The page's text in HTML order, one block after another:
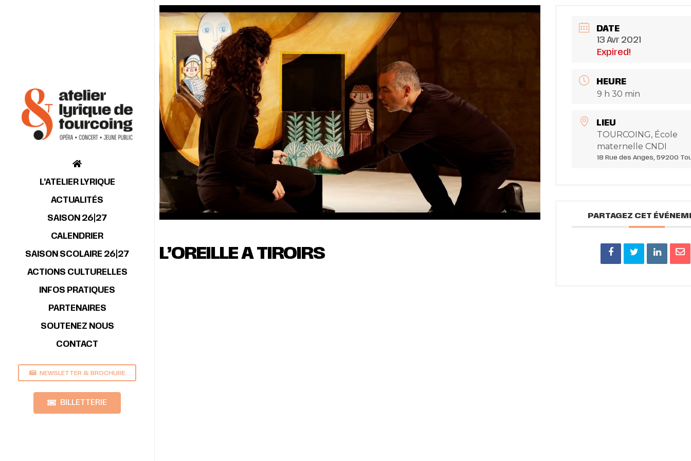
L’ATELIER LYRIQUE
ACTUALITÉS
SAISON 26|27
CALENDRIER
SAISON SCOLAIRE 26|27
ACTIONS CULTURELLES
INFOS PRATIQUES
PARTENAIRES
SOUTENEZ NOUS
CONTACT
NEWSLETTER & BROCHURE
BILLETTERIE
L’OREILLE A TIROIRS
DATE
13 Avr 2021
Expired!
HEURE
9 h 30 min
LIEU
TOURCOING, École
maternelle CNDI
18 Rue des Anges, 59200
PARTAGEZ CET